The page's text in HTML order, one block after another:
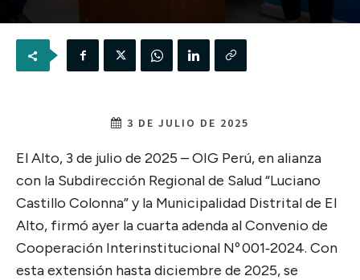
3 DE JULIO DE 2025
El Alto, 3 de julio de 2025 – OIG Perú, en alianza
con la Subdirección Regional de Salud “Luciano
Castillo Colonna” y la Municipalidad Distrital de El
Alto, firmó ayer la cuarta adenda al Convenio de
Cooperación Interinstitucional Nº 001‑2024. Con
esta extensión hasta diciembre de 2025, se